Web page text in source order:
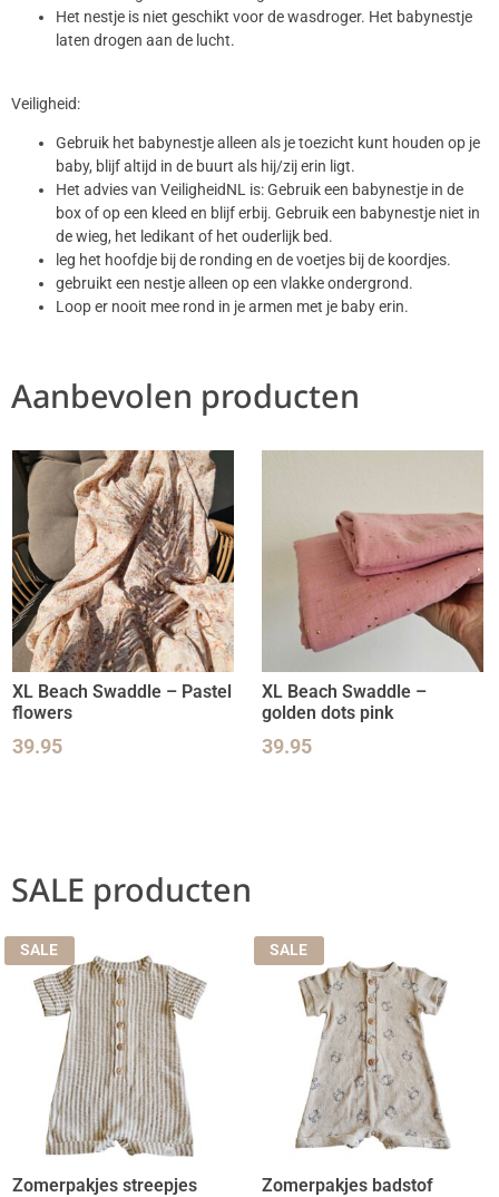
Het nestje is niet geschikt voor de wasdroger. Het babynestje
laten drogen aan de lucht.
Veiligheid:
Gebruik het babynestje alleen als je toezicht kunt houden op je
baby, blijf altijd in de buurt als hij/zij erin ligt.
Het advies van VeiligheidNL is: Gebruik een babynestje in de
box of op een kleed en blijf erbij. Gebruik een babynestje niet in
de wieg, het ledikant of het ouderlijk bed.
leg het hoofdje bij de ronding en de voetjes bij de koordjes.
gebruikt een nestje alleen op een vlakke ondergrond.
Loop er nooit mee rond in je armen met je baby erin.
Aanbevolen producten
XL Beach Swaddle – Pastel
flowers
39.95
XL Beach Swaddle –
golden dots pink
39.95
SALE producten
SALE
Zomerpakjes streepjes
SALE
Zomerpakjes badstof